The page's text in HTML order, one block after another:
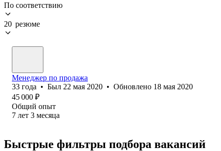
По соответствию
20 резюме
Менеджер по продажа
33 года • Был 22 мая 2020 • Обновлено 18 мая 2020
45 000 ₽
Общий опыт
7 лет 3 месяца
Быстрые фильтры подбора вакансий